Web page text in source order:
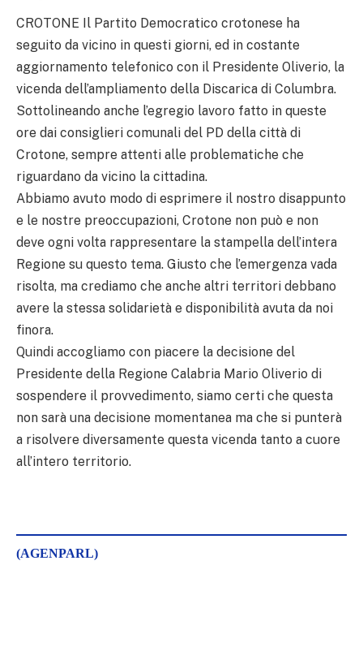
CROTONE Il Partito Democratico crotonese ha
seguito da vicino in questi giorni, ed in costante
aggiornamento telefonico con il Presidente Oliverio, la
vicenda dell’ampliamento della Discarica di Columbra.
Sottolineando anche l’egregio lavoro fatto in queste
ore dai consiglieri comunali del PD della città di
Crotone, sempre attenti alle problematiche che
riguardano da vicino la cittadina.
Abbiamo avuto modo di esprimere il nostro disappunto
e le nostre preoccupazioni, Crotone non può e non
deve ogni volta rappresentare la stampella dell’intera
Regione su questo tema. Giusto che l’emergenza vada
risolta, ma crediamo che anche altri territori debbano
avere la stessa solidarietà e disponibilità avuta da noi
finora.
Quindi accogliamo con piacere la decisione del
Presidente della Regione Calabria Mario Oliverio di
sospendere il provvedimento, siamo certi che questa
non sarà una decisione momentanea ma che si punterà
a risolvere diversamente questa vicenda tanto a cuore
all’intero territorio.
(AGENPARL)